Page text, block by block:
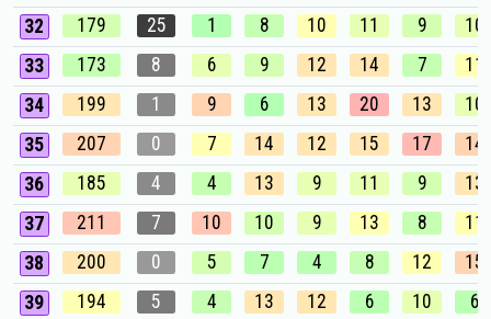
32
179 25 1 8 10 11 9
10
33
173 8 6 9 12 14 7
11
34
199 1 9 6 13 20 13
10
35
207 0 7 14 12 15 17
14
36
185 4 4 13 9 11 9
13
37
211 7 10 10 9 13 8
11
38
200 0 5 7 4 8 12
15
39
194 5 4 13 12 6 10
6